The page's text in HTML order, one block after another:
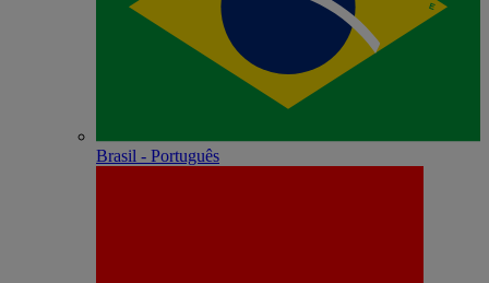
Brasil - Português